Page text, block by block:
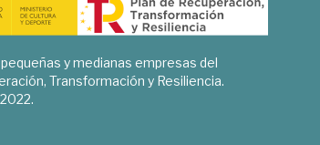
y medianas empresas del
Transformación y Resiliencia.